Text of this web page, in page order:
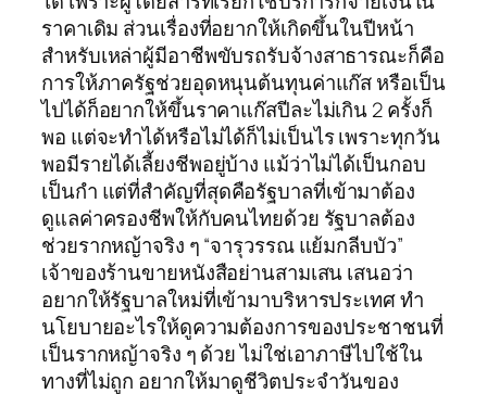
ราคาเดิม ส่วนเรื่องที่อยากให้เกิดขึ้นในปีหน้า
สำหรับเหล่าผู้มีอาชีพขับรถรับจ้างสาธารณะก็คือ
การให้ภาครัฐช่วยอุดหนุนต้นทุนค่าแก๊ส หรือเป็น
ไปได้ก็อยากให้ขึ้นราคาแก๊สปีละไม่เกิน 2 ครั้งก็
พอ แต่จะทำได้หรือไม่ได้ก็ไม่เป็นไร เพราะทุกวัน
พอมีรายได้เลี้ยงชีพอยู่บ้าง แม้ว่าไม่ได้เป็นกอบ
เป็นกำ แต่ที่สำคัญที่สุดคือรัฐบาลที่เข้ามาต้อง
ดูแลค่าครองชีพให้กับคนไทยด้วย รัฐบาลต้อง
ช่วยรากหญ้าจริง ๆ “จารุวรรณ แย้มกลีบบัว”
เจ้าของร้านขายหนังสือย่านสามเสน เสนอว่า
อยากให้รัฐบาลใหม่ที่เข้ามาบริหารประเทศ ทำ
นโยบายอะไรให้ดูความต้องการของประชาชนที่
เป็นรากหญ้าจริง ๆ ด้วย ไม่ใช่เอาภาษีไปใช้ใน
ทางที่ไม่ถูก อยากให้มาดูชีวิตประจำวันของ